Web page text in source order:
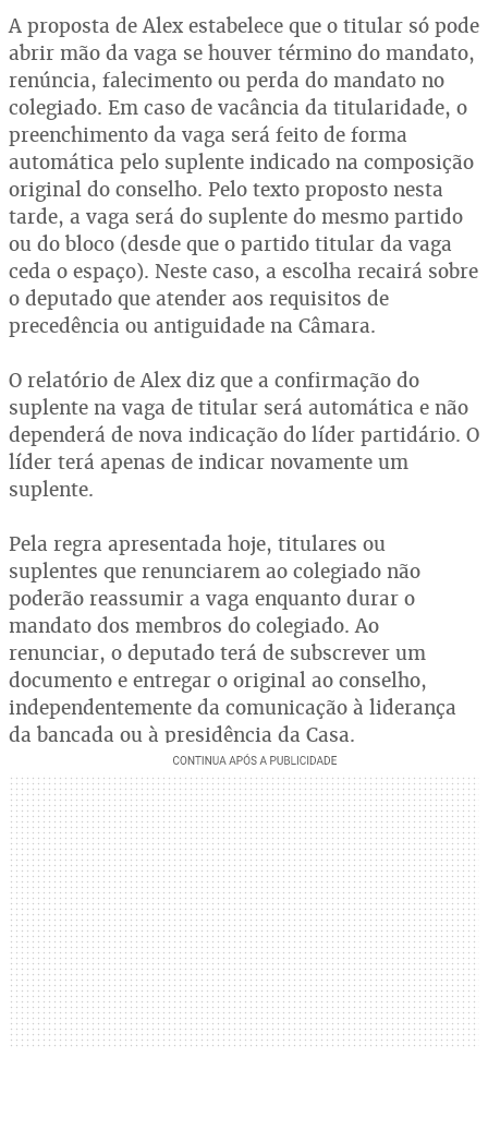
A proposta de Alex estabelece que o titular só pode
abrir mão da vaga se houver término do mandato,
renúncia, falecimento ou perda do mandato no
colegiado. Em caso de vacância da titularidade, o
preenchimento da vaga será feito de forma
automática pelo suplente indicado na composição
original do conselho. Pelo texto proposto nesta
tarde, a vaga será do suplente do mesmo partido
ou do bloco (desde que o partido titular da vaga
ceda o espaço). Neste caso, a escolha recairá sobre
o deputado que atender aos requisitos de
precedência ou antiguidade na Câmara.
O relatório de Alex diz que a confirmação do
suplente na vaga de titular será automática e não
dependerá de nova indicação do líder partidário. O
líder terá apenas de indicar novamente um
suplente.
Pela regra apresentada hoje, titulares ou
suplentes que renunciarem ao colegiado não
poderão reassumir a vaga enquanto durar o
mandato dos membros do colegiado. Ao
renunciar, o deputado terá de subscrever um
documento e entregar o original ao conselho,
independentemente da comunicação à liderança
da bancada ou à presidência da Casa.